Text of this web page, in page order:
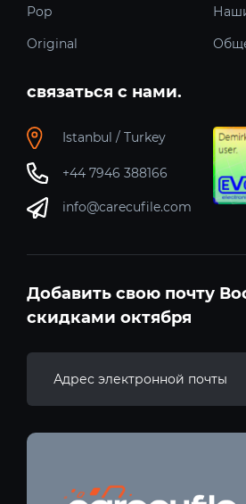
Pop
Original
связаться с нами.
Istanbul / Turkey
+44 7946 388166
info@carecufile.com
Добавить свою почту
скидками октября